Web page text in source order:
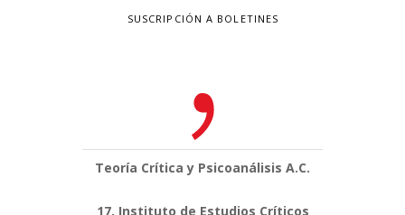
SUSCRIPCIÓN A BOLETINES
Teoría Crítica y Psicoanálisis A.C.
17, Instituto de Estudios Críticos